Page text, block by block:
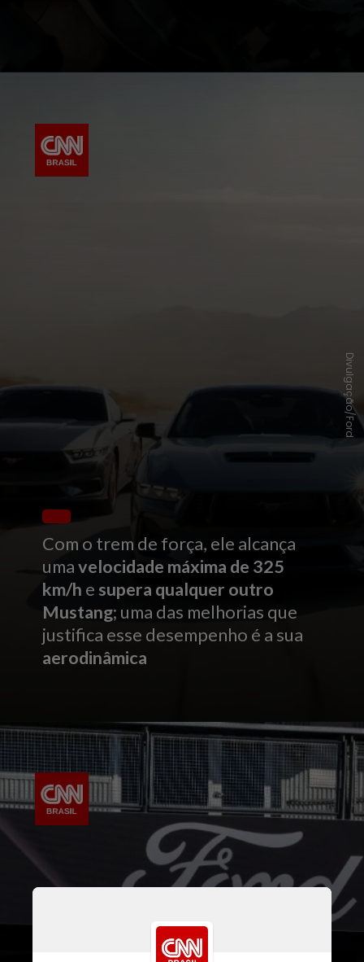
Com o trem de força, ele alcança
umavelocidade máxima de 325
km/h e supera qualquer outro
Mustang; uma das melhorias que
justifica esse desempenho é a sua
aerodinâmica
Divulgação/Ford